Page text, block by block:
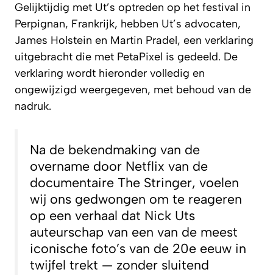
Gelijktijdig met Ut’s optreden op het festival in
Perpignan, Frankrijk, hebben Ut’s advocaten,
James Holstein en Martin Pradel, een verklaring
uitgebracht die met PetaPixel is gedeeld. De
verklaring wordt hieronder volledig en
ongewijzigd weergegeven, met behoud van de
nadruk.
Na de bekendmaking van de
overname door Netflix van de
documentaire The Stringer, voelen
wij ons gedwongen om te reageren
op een verhaal dat Nick Uts
auteurschap van een van de meest
iconische foto’s van de 20e eeuw in
twijfel trekt — zonder sluitend